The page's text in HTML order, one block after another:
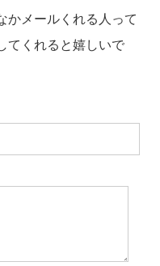
かメールくれる人って
てくれると嬉しいで